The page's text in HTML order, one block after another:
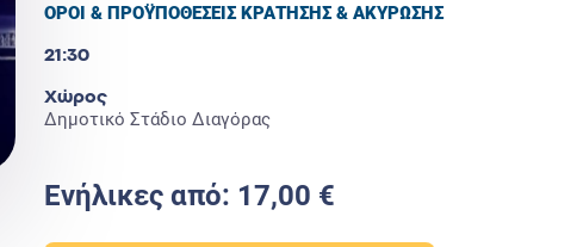
ΟΡΟΙ & ΠΡΟΫΠΟΘΕΣΕΙΣ ΚΡΑΤΗΣΗΣ & ΑΚΥΡΩΣΗΣ
21:30
Χώρος
Δημοτικό Στάδιο Διαγόρας
Ενήλικες από: 17,00 €